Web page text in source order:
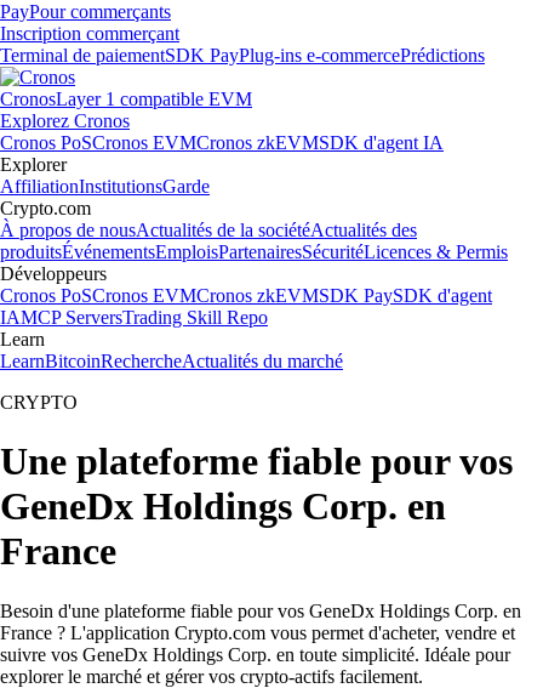
PayPour commerçants
Inscription commerçant
Terminal de paiementSDK PayPlug-ins e-commercePrédictions
CronosLayer 1 compatible EVM
Explorez Cronos
Cronos PoSCronos EVMCronos zkEVMSDK d'agent IA
Explorer
AffiliationInstitutionsGarde
Crypto.com
À propos de nousActualités de la sociétéActualités des
produitsÉvénementsEmploisPartenairesSécuritéLicences & Permis
Développeurs
Cronos PoSCronos EVMCronos zkEVMSDK PaySDK d'agent
IAMCP ServersTrading Skill Repo
Learn
LearnBitcoinRechercheActualités du marché
CRYPTO
Une plateforme fiable pour vos
GeneDx Holdings Corp. en
France
Besoin d'une plateforme fiable pour vos GeneDx Holdings Corp. en
France ? L'application Crypto.com vous permet d'acheter, vendre et
suivre vos GeneDx Holdings Corp. en toute simplicité. Idéale pour
explorer le marché et gérer vos crypto-actifs facilement.